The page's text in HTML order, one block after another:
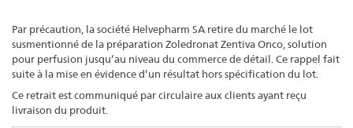
Par précaution, la société Helvepharm SA retire du marché le lot
susmentionné de la préparation Zoledronat Zentiva Onco, solution
pour perfusion jusqu’au niveau du commerce de détail. Ce rappel fait
suite à la mise en évidence d’un résultat hors spécification du lot.
Ce retrait est communiqué par circulaire aux clients ayant reçu
livraison du produit.